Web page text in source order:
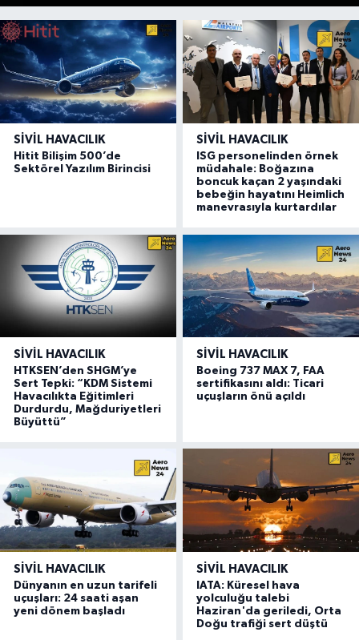
SIVIL HAVACILIK
Hitit Bilişim 500’de
Sektörel Yazılım Birincisi
SIVIL HAVACILIK
ISG personelinden örnek
müdahale: Boğazına
boncuk kaçan 2 yaşındaki
bebeğin hayatını Heimlich
manevrasıyla kurtardılar
SIVIL HAVACILIK
HTKSEN’den SHGM’ye
Sert Tepki: “KDM Sistemi
Havacılıkta Eğitimleri
Durdurdu, Mağduriyetleri
Büyüttü”
SIVIL HAVACILIK
Boeing 737 MAX 7, FAA
sertifikasını aldı: Ticari
uçuşların önü açıldı
SIVIL HAVACILIK
Dünyanın en uzun tarifeli
uçuşları: 24 saati aşan
yeni dönem başladı
SIVIL HAVACILIK
IATA: Küresel hava
yolculuğu talebi
Haziran'da geriledi, Orta
Doğu trafiği sert düştü